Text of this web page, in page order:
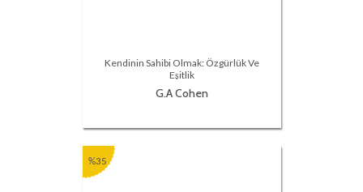
Kendinin Sahibi Olmak: Özgürlük Ve
Eşitlik
G.A Cohen
%35